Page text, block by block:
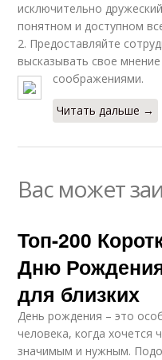
исключительно
понятном и доступном
2. Предоставляйте
высказывать свое
соображениями.
Читать дальше →
Вас может
Топ-200
Дню
для близких
День рождения – это
человека, когда
значимым и нужным.